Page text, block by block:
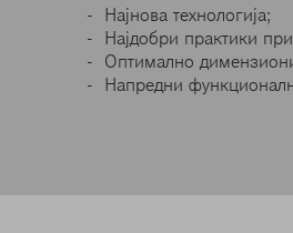
Најнова технологија;
Најдобри практики
Оптимално
Напредни